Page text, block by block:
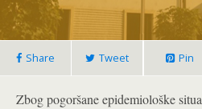
Share Tweet Pin
Zbog pogoršane epidemiološke